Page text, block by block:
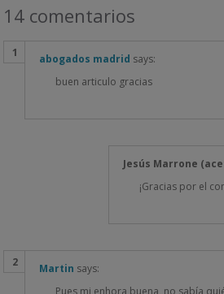
14 comentarios
abogados madrid says:
buen articulo gracias
Jesús Marrone
¡Gracias por el
Martin says:
Pues mi enhora buena, no sabía